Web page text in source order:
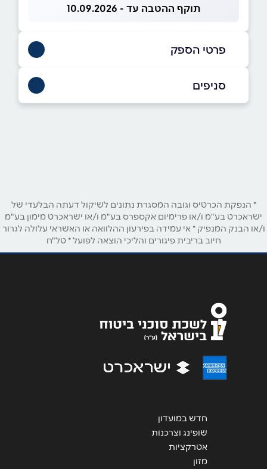
תוקף ההטבה עד - 10.09.2026
פרטי הספק
אימייל*
סניפים
* הנפקת הכרטיס וגובה המסגרת נתונים לשיקול דעתה הבלעדי של
ישראכרט בע"מ ו/או פרימיום אקספרס בע"מ ו/או ישראכרט מימון בע"מ
ו/או הבנק המנפיק * אי עמידה בפירעון ההלוואה או האשראי עלולה לגרור
חיוב בריבית פיגורים והליכי הוצאה לפועל * טל"ח
חדש במועדון
שופינג וצרכנות
אטרקציות
מזון